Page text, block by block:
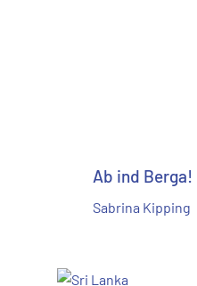
Ab ind Berga!
Sabrina Kipping